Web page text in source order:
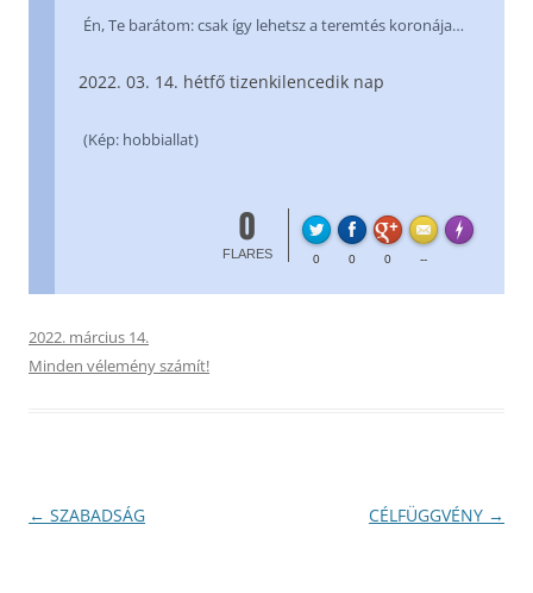
Én, Te barátom: csak így lehetsz a teremtés koronája…
03. 14. hétfő tizenkilencedik nap
(Kép: hobbiallat)
0
FLARES 0 0 0 --
Made with
2022. március 14.
Minden vélemény számít!
Bejegyzés
← SZABADSÁG CÉLFÜGGVÉNY →